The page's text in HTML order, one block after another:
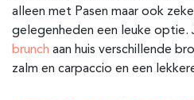
alleen met Pasen maar ook
gelegenheden een leuke optie.
brunch aan huis verschillende
zalm en carpaccio en een